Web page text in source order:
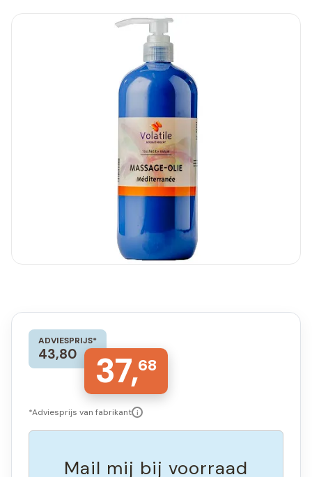
ADVIESPRIJS*
43,80 37,68
*Adviesprijs van fabrikant i
Mail mij bij voorraad